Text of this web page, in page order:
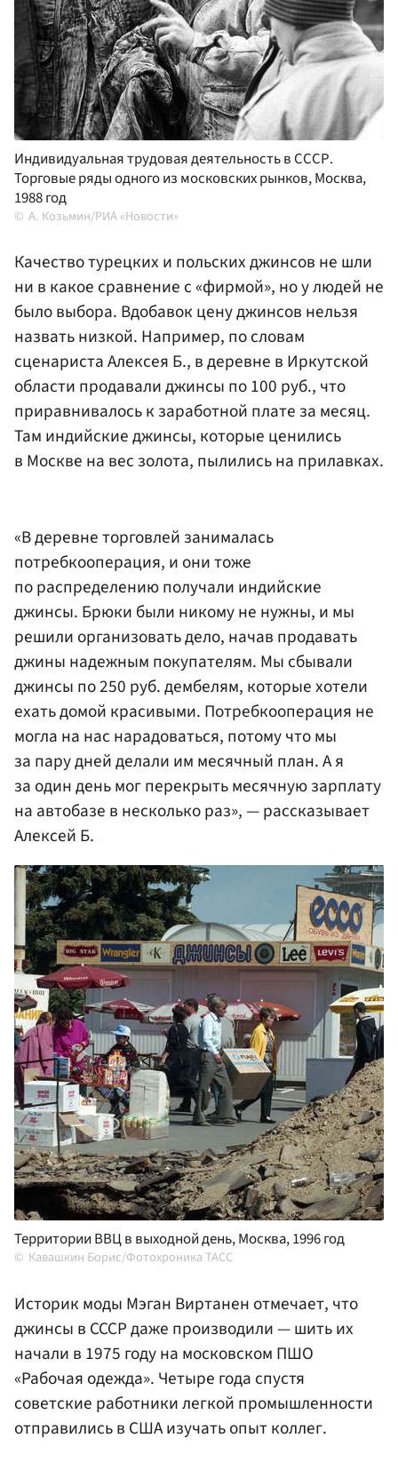
Индивидуальная трудовая деятельность в СССР.
Торговые ряды одного из московских рынков, Москва,
1988 год
А. Козьмин/РИА «Новости»
Качество турецких и польских джинсов не шли
ни в какое сравнение с «фирмой», но у людей не
было выбора. Вдобавок цену джинсов нельзя
назвать низкой. Например, по словам
сценариста Алексея Б., в деревне в Иркутской
области продавали джинсы по 100 руб., что
приравнивалось к заработной плате за месяц.
Там индийские джинсы, которые ценились
в Москве на вес золота, пылились на прилавках.
«В деревне торговлей занималась
потребкооперация, и они тоже
по распределению получали индийские
джинсы. Брюки были никому не нужны, и мы
решили организовать дело, начав продавать
джины надежным покупателям. Мы сбывали
джинсы по 250 руб. дембелям, которые хотели
ехать домой красивыми. Потребкооперация не
могла на нас нарадоваться, потому что мы
за пару дней делали им месячный план. А я
за один день мог перекрыть месячную зарплату
на автобазе в несколько раз», — рассказывает
Алексей Б.
Территории ВВЦ в выходной день, Москва, 1996 год
Кавашкин Борис/Фотохроника ТАСС
Историк моды Мэган Виртанен отмечает, что
джинсы в СССР даже производили — шить их
начали в 1975 году на московском ПШО
«Рабочая одежда». Четыре года спустя
советские работники легкой промышленности
отправились в США изучать опыт коллег.